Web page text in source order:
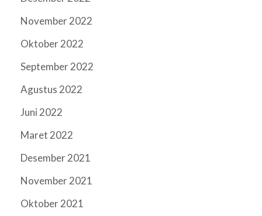
November 2022
Oktober 2022
September 2022
Agustus 2022
Juni 2022
Maret 2022
Desember 2021
November 2021
Oktober 2021